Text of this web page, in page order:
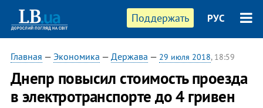
Поддержать РУС
Главная — Экономика — Держава — 29 июля 2018, 18:59
Днепр повысил стоимость проезда
в электротранспорте до 4 гривен